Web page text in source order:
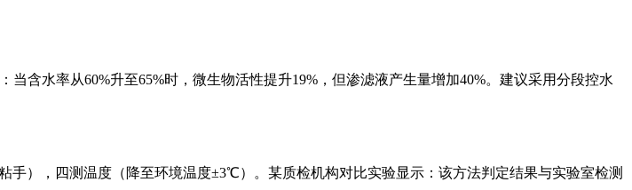
含水率从60%升至65%时，微生物活性提升19%，但渗滤液产生量增加40%。建议采用分段控水
），四测温度（降至环境温度±3℃）。某质检机构对比实验显示：该方法判定结果与实验室检测